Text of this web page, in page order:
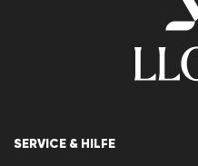
SERVICE & HILFE